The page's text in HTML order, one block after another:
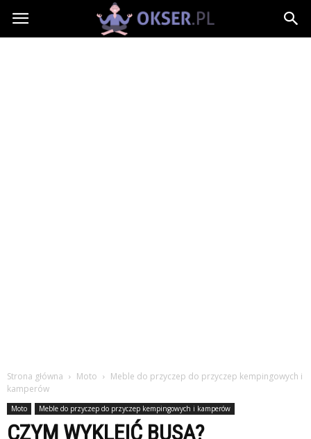
Okser.pl
Strona główna Moto
Meble do przyczep do przyczep kempingowych i
kamperów
Moto Meble do przyczep do przyczep kempingowych i kamperów
CZYM WYKLEIĆ BUSA?